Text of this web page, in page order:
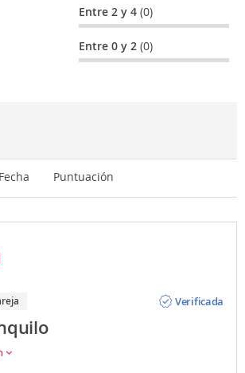
Entre 2 y 4(0)
Entre 0 y 2(0)
Fecha Puntuación
Verificada